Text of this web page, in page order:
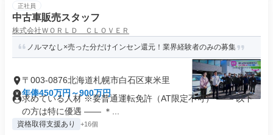
正社員
中古車販売スタッフ
株式会社ＷＯＲＬＤ ＣＬＯＶＥＲ
ノルマなし×売った分だけインセン還元！業界経験者のみの募集
〒003-0876北海道札幌市白石区東米里
年俸450万円～900万円
求めている人材 ※要普通運転免許（AT限定不可） ―― 以下
の方は特に優遇 ―― ＊...
資格取得支援あり +16個